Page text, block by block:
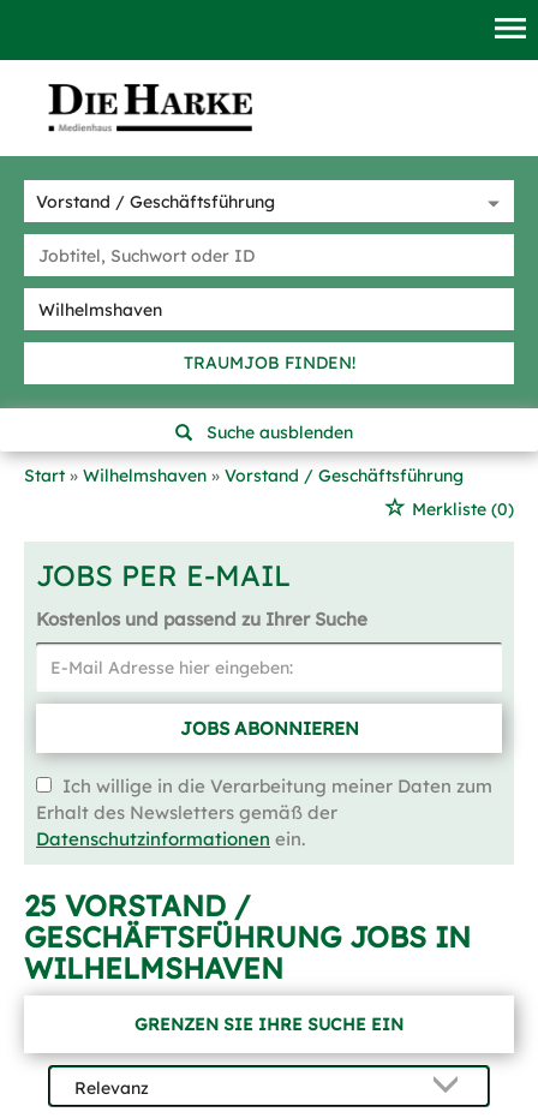
TRAUMJOB FINDEN!
Suche ausblenden
Start
Wilhelmshaven
Vorstand / Geschäftsführung
Merkliste (0)
JOBS PER E-MAIL
Kostenlos und passend zu Ihrer Suche
JOBS ABONNIEREN
Ich willige in die Verarbeitung meiner Daten zum
Erhalt des Newsletters gemäß der
Datenschutzinformationen ein.
25 VORSTAND /
GESCHÄFTSFÜHRUNG JOBS IN
WILHELMSHAVEN
GRENZEN SIE IHRE SUCHE EIN